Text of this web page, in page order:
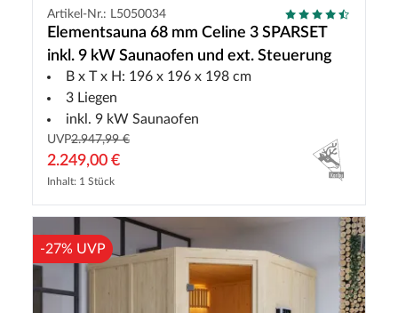
Artikel-Nr.: L5050034
Elementsauna 68 mm Celine 3 SPARSET
inkl. 9 kW Saunaofen und ext. Steuerung
B x T x H: 196 x 196 x 198 cm
3 Liegen
inkl. 9 kW Saunaofen
UVP2.947,99 €
2.249,00 €
Inhalt: 1 Stück
-27% UVP